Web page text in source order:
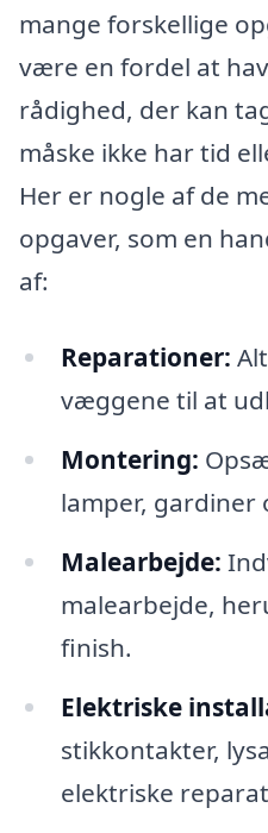
mange forskellige
være en fordel at
rådighed, der kan
måske ikke har tid
Her er nogle af de
opgaver, som en
af:
Reparationer:
væggene til at
Montering:
lamper, gardiner
Malearbejde:
malearbejde,
finish.
Elektriske
stikkontakter,
elektriske